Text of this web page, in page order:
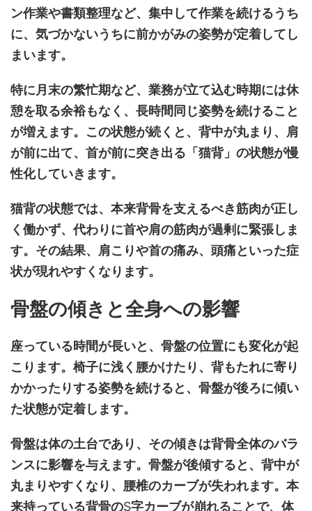
ン作業や書類整理など、集中して作業を続けるうち
に、気づかないうちに前かがみの姿勢が定着してし
まいます。
特に月末の繁忙期など、業務が立て込む時期には休
憩を取る余裕もなく、長時間同じ姿勢を続けること
が増えます。この状態が続くと、背中が丸まり、肩
が前に出て、首が前に突き出る「猫背」の状態が慢
性化していきます。
猫背の状態では、本来背骨を支えるべき筋肉が正し
く働かず、代わりに首や肩の筋肉が過剰に緊張しま
す。その結果、肩こりや首の痛み、頭痛といった症
状が現れやすくなります。
骨盤の傾きと全身への影響
座っている時間が長いと、骨盤の位置にも変化が起
こります。椅子に浅く腰かけたり、背もたれに寄り
かかったりする姿勢を続けると、骨盤が後ろに傾い
た状態が定着します。
骨盤は体の土台であり、その傾きは背骨全体のバラ
ンスに影響を与えます。骨盤が後傾すると、背中が
丸まりやすくなり、腰椎のカーブが失われます。本
来持っている背骨のS字カーブが崩れることで、体